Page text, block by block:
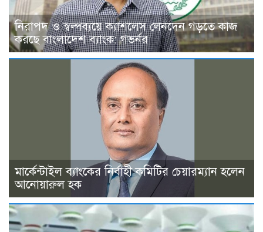
নিরাপদ ও স্বল্পব্যয়ে ক্যাশলেস লেনদেন গড়তে কাজ
করছে বাংলাদেশ ব্যাংক: গভর্নর
মার্কেন্টাইল ব্যাংকের নির্বাহী কমিটির চেয়ারম্যান হলেন
আনোয়ারুল হক